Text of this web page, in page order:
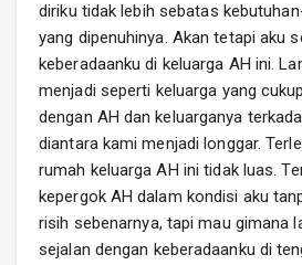
diriku tidak lebih sebatas
yang dipenuhinya. Akan tetapi aku
keberadaanku di keluarga AH ini.
menjadi seperti keluarga yang
dengan AH dan keluarganya
diantara kami menjadi longgar.
rumah keluarga AH ini tidak luas.
kepergok AH dalam kondisi aku
risih sebenarnya, tapi mau gimana
sejalan dengan keberadaanku di